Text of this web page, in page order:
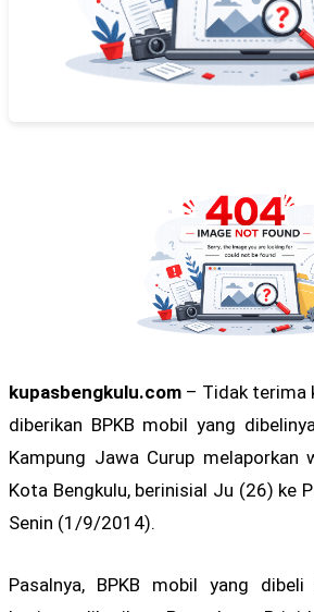
kupasbengkulu.com – Tidak terima
diberikan BPKB mobil yang
Kampung Jawa Curup melaporkan
Kota Bengkulu, berinisial Ju (26) ke
Senin (1/9/2014).
Pasalnya, BPKB mobil yang